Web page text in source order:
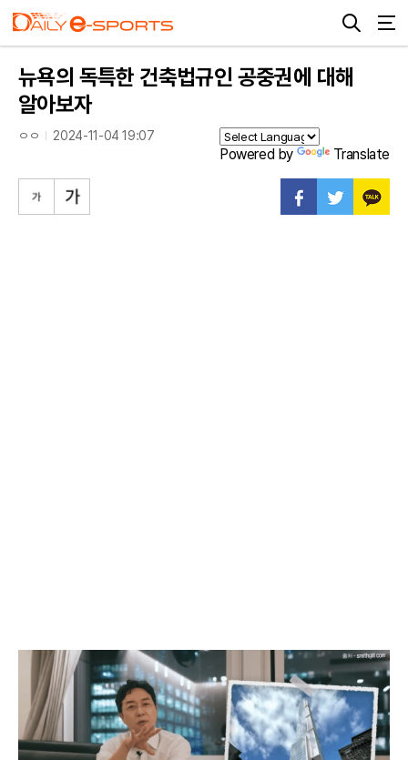
뉴욕의 독특한 건축법규인 공중권에 대해
알아보자
ㅇㅇ 2024-11-04 19:07
Powered by Translate